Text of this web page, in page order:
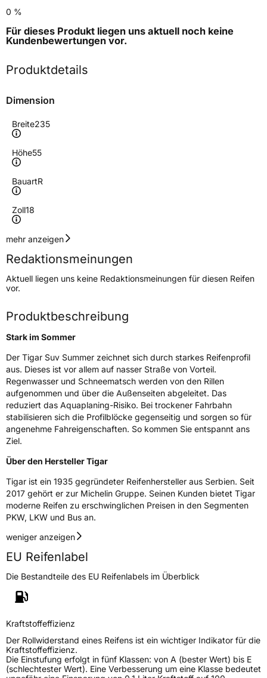
0 %
Für dieses Produkt liegen uns aktuell noch keine
Kundenbewertungen vor.
Produktdetails
Dimension
Breite235
Höhe55
BauartR
Zoll18
Geschwindigkeitsindex
Höchstgeschwindigkeit
210 km/h
Lastindex100
Höchstlast800 kg
Gewicht (in kg)
Generelle Merkmale
FahrzeugtypSUV
VerwendungSommerreifen
ModellnameSUV Summer
FahrzeugartPKW & SUV
Weitere Eigenschaften
SchlauchtypTL
ZustandNeureifen
EU Label
EffizienzD
Rollgeräusch (Klasse)B
Rollgeräusch (dB)70
mehr anzeigen
Redaktionsmeinungen
Aktuell liegen uns keine Redaktionsmeinungen für diesen Reifen
vor.
Produktbeschreibung
Stark im Sommer
Der Tigar Suv Summer zeichnet sich durch starkes Reifenprofil
aus. Dieses ist vor allem auf nasser Straße von Vorteil.
Regenwasser und Schneematsch werden von den Rillen
aufgenommen und über die Außenseiten abgeleitet. Das
reduziert das Aquaplaning-Risiko. Bei trockener Fahrbahn
stabilisieren sich die Profilblöcke gegenseitig und sorgen so für
angenehme Fahreigenschaften. So kommen Sie entspannt ans
Ziel.
Über den Hersteller Tigar
Tigar ist ein 1935 gegründeter Reifenhersteller aus Serbien. Seit
2017 gehört er zur Michelin Gruppe. Seinen Kunden bietet Tigar
moderne Reifen zu erschwinglichen Preisen in den Segmenten
PKW, LKW und Bus an.
weniger anzeigen
EU Reifenlabel
Die Bestandteile des EU Reifenlabels im Überblick
Kraftstoffeffizienz
Der Rollwiderstand eines Reifens ist ein wichtiger Indikator für die
Kraftstoffeffizienz.
Die Einstufung erfolgt in fünf Klassen: von A (bester Wert) bis E
(schlechtester Wert). Eine Verbesserung um eine Klasse bedeutet